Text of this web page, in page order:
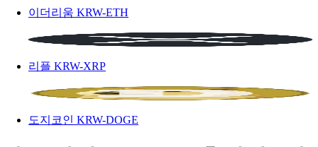
이더리움 KRW-ETH
리플 KRW-XRP
도지코인 KRW-DOGE